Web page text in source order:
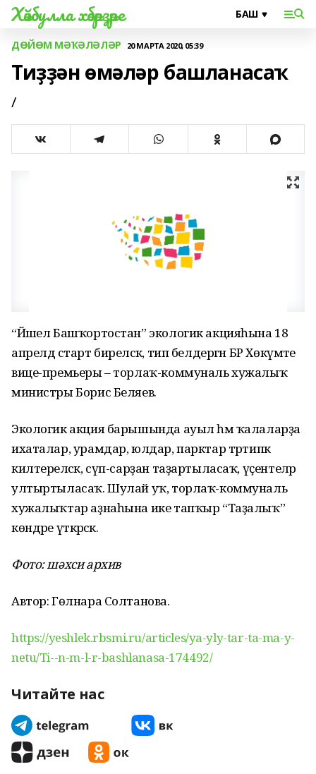
Хәйбулла хәбәрҙәре
ДӨЙӨМ МӘҠӘЛӘЛӘР 20 МАРТА 2020, 05:39
Тиҙҙән өмәләр башланасаҡ
/
“Йәшел Башҡортостан” экологик акцияһына 18
апрелдә старт биреләсәк, тип белдергән БР Хөкүмәте
вице-премьеры – торлаҡ-коммуналь хужалыҡ
министры Борис Беляев.
Экологик акция барышында ауыл һәм ҡалаларҙа
ихаталар, урамдар, юлдар, парктар тәртипкә
килтереләсәк, сүп-сарҙан таҙартыласаҡ, үҫентеләр
ултыртыласаҡ. Шулай уҡ, торлаҡ-коммуналь
хужалыҡтар аҙнаһына ике тапҡыр “Таҙалыҡ”
көндәре үткәрәсәк.
Фото: шәхси архив
Автор: Гөлнара Солтанова.
https://yeshlek.rbsmi.ru/articles/ya-yly-tar-ta-ma-y-
netu/Ti--n-m-l-r-bashlanasa-174492/
Читайте нас